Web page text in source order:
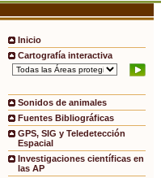
Inicio
Cartografía interactiva
Sonidos de animales
Fuentes Bibliográficas
GPS, SIG y Teledetección
Espacial
Investigaciones científicas en
las AP